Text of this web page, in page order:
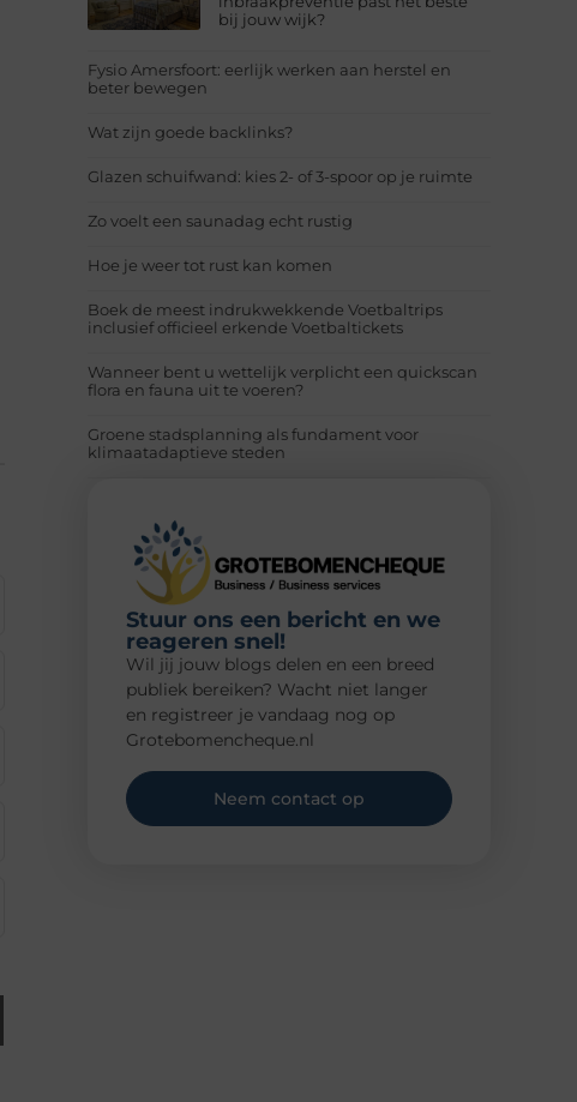
bij jouw wijk?
Fysio Amersfoort: eerlijk werken aan herstel en
beter bewegen
Wat zijn goede backlinks?
Glazen schuifwand: kies 2- of 3-spoor op je ruimte
Zo voelt een saunadag echt rustig
Hoe je weer tot rust kan komen
Boek de meest indrukwekkende Voetbaltrips
inclusief officieel erkende Voetbaltickets
Wanneer bent u wettelijk verplicht een quickscan
flora en fauna uit te voeren?
Groene stadsplanning als fundament voor
klimaatadaptieve steden
Stuur ons een bericht en we
reageren snel!
Wil jij jouw blogs delen en een breed
publiek bereiken? Wacht niet langer
en registreer je vandaag nog op
Grotebomencheque.nl
Neem contact op